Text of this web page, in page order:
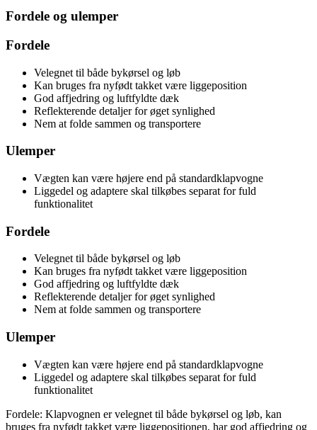
Fordele og ulemper
Fordele
Velegnet til både bykørsel og løb
Kan bruges fra nyfødt takket være liggeposition
God affjedring og luftfyldte dæk
Reflekterende detaljer for øget synlighed
Nem at folde sammen og transportere
Ulemper
Vægten kan være højere end på standardklapvogne
Liggedel og adaptere skal tilkøbes separat for fuld
funktionalitet
Fordele
Velegnet til både bykørsel og løb
Kan bruges fra nyfødt takket være liggeposition
God affjedring og luftfyldte dæk
Reflekterende detaljer for øget synlighed
Nem at folde sammen og transportere
Ulemper
Vægten kan være højere end på standardklapvogne
Liggedel og adaptere skal tilkøbes separat for fuld
funktionalitet
Fordele: Klapvognen er velegnet til både bykørsel og løb, kan
bruges fra nyfødt takket være liggepositionen, har god affjedring og